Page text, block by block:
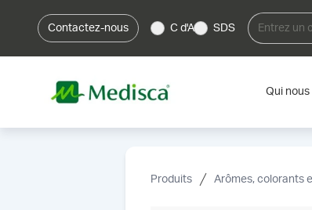
Contactez-nous C d'A SDS
Qui
Produits Arômes, colorants